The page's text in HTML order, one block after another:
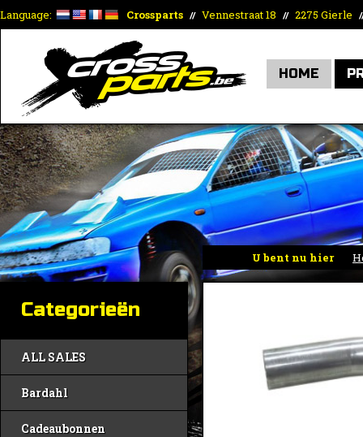
Language: Crossparts // Vennestraat 18 // 2275 Gierle
HOME
U bent nu hier
Categorieën
ALL SALES
Bardahl
Cadeaubonnen